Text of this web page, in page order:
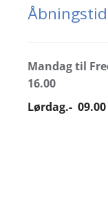
Mandag til
16.00
Lørdag.-